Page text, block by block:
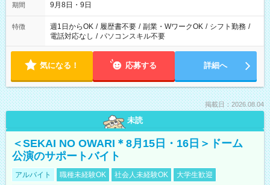
期間 9月8日・9日
特徴 週1日からOK / 履歴書不要 / 副業・WワークOK / シフト勤務 /
電話対応なし / パソコンスキル不要
気になる！ 応募する 詳細へ
掲載日：2026.08.04
未読
＜SEKAI NO OWARI＊8月15日・16日＞ドーム
公演のサポートバイト
アルバイト 職種未経験OK 社会人未経験OK
大学生歓迎